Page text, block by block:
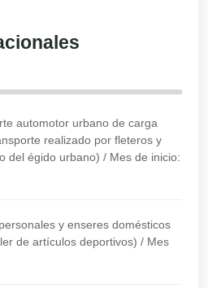
automotor urbano de carga
realizado por fleteros y
del égido urbano) / Mes de inicio:
y enseres domésticos
de artículos deportivos) / Mes